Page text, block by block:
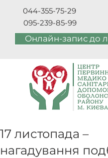
044-355-75-29
095-239-85-99
Онлайн-запис до
17 листопада –
нагадування